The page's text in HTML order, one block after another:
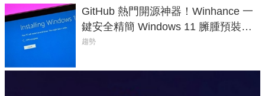
GitHub 熱門開源神器！Winhance 一
鍵安全精簡 Windows 11 臃腫預裝軟
體與後台追蹤
趨勢